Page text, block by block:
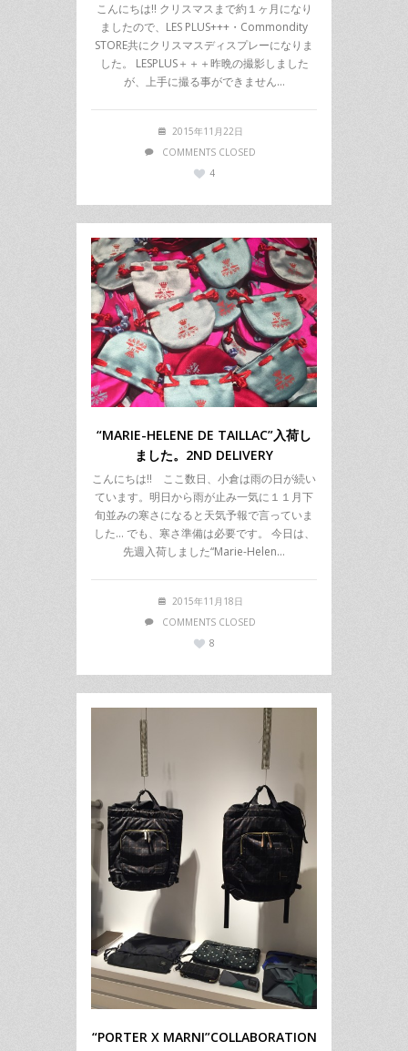
こんにちは!! クリスマスまで約１ヶ月になり
ましたので、LES PLUS+++・Commondity
STORE共にクリスマスディスプレーになりま
した。 LESPLUS＋＋＋昨晩の撮影しました
が、上手に撮る事ができません…
2015年11月22日
COMMENTS CLOSED
4
“MARIE-HELENE DE TAILLAC”入荷し
ました。2ND DELIVERY
こんにちは!! ここ数日、小倉は雨の日が続い
ています。明日から雨が止み一気に１１月下
旬並みの寒さになると天気予報で言っていま
した… でも、寒さ準備は必要です。 今日は、
先週入荷しました“Marie-Helen…
2015年11月18日
COMMENTS CLOSED
8
“PORTER X MARNI”COLLABORATION